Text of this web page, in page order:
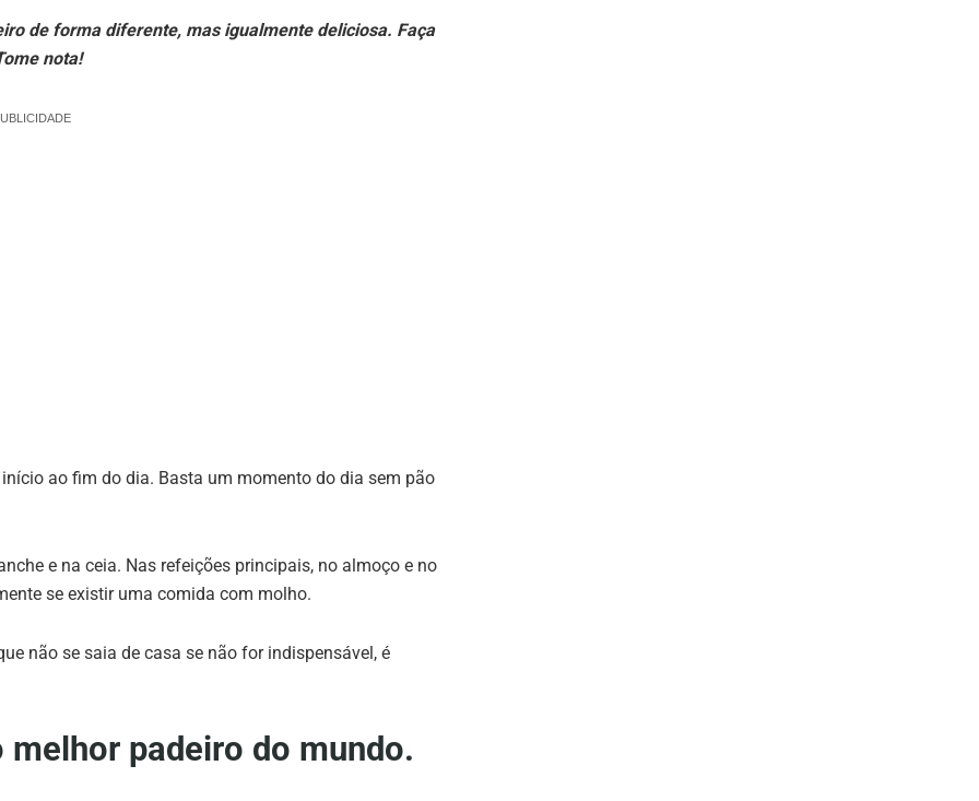
de forma diferente, mas igualmente deliciosa. Faça
nota!
ao fim do dia. Basta um momento do dia sem pão
e na ceia. Nas refeições principais, no almoço e no
se existir uma comida com molho.
não se saia de casa se não for indispensável, é
padeiro do mundo.